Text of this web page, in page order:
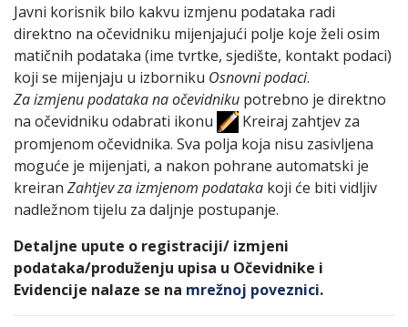
Javni korisnik bilo kakvu izmjenu podataka radi
direktno na očevidniku mijenjajući polje koje želi osim
matičnih podataka (ime tvrtke, sjedište, kontakt podaci)
koji se mijenjaju u izborniku Osnovni podaci.
Za izmjenu podataka na očevidniku potrebno je direktno
na očevidniku odabrati ikonu
Kreiraj zahtjev za
promjenom očevidnika. Sva polja koja nisu zasivljena
moguće je mijenjati, a nakon pohrane automatski je
kreiran Zahtjev za izmjenom podataka koji će biti vidljiv
nadležnom tijelu za daljnje postupanje.
Detaljne upute o registraciji/ izmjeni
podataka/produženju upisa u Očevidnike i
Evidencije nalaze se na mrežnoj poveznici.